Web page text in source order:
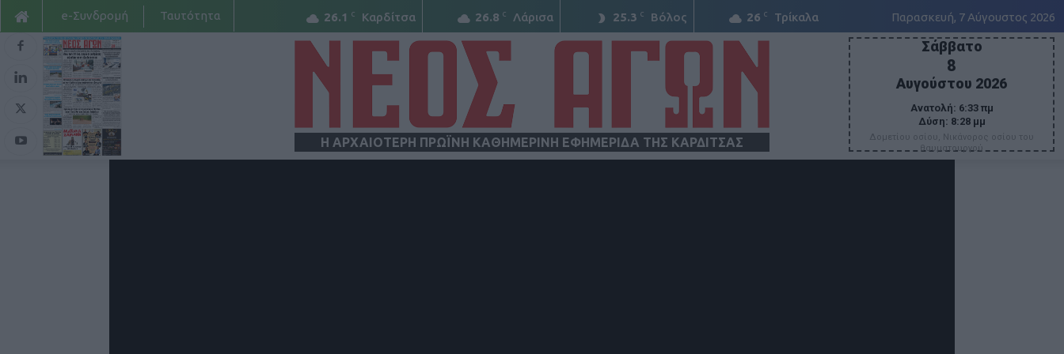
26.1 C Καρδίτσα 26.8 C Λάρισα 25.3 C Βόλος 26 C Τρίκαλα Παρασκευή, 7 Αύγουστος 2026
e-Συνδρομή Ταυτότητα
Η ΑΡΧΑΙΟΤΕΡΗ ΠΡΩΪΝΗ ΚΑΘΗΜΕΡΙΝΗ ΕΦΗΜΕΡΙΔΑ ΤΗΣ ΚΑΡΔΙΤΣΑΣ
Σάββατο
8
Αυγούστου 2026
Ανατολή: 6:33 πμ
Δύση: 8:28 μμ
Δομετίου οσίου, Νικάνορος οσίου του
θαυματουργού